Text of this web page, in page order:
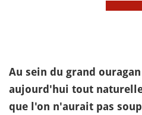
Au sein du grand
aujourd'hui tout
que l'on n'aurait pas